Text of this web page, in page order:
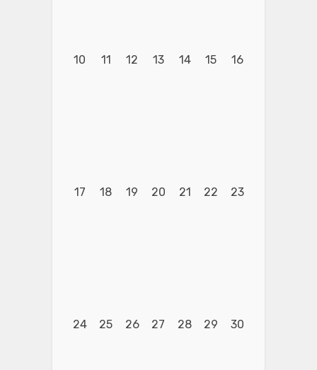
10 11 12 13 14 15 16
17 18 19 20 21 22 23
24 25 26 27 28 29 30